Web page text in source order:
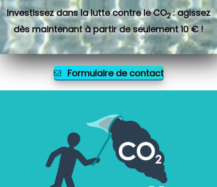
Investissez dans la lutte contre le CO2 : agissez
dès maintenant à partir de seulement 10 € !
Formulaire de contact